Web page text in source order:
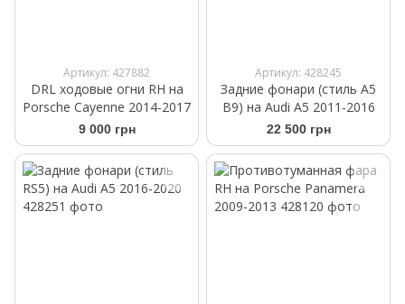
Артикул: 427882
DRL ходовые огни RH на
Porsche Cayenne 2014-2017
9 000 грн
Артикул: 428245
Задние фонари (стиль A5
B9) на Audi A5 2011-2016
22 500 грн